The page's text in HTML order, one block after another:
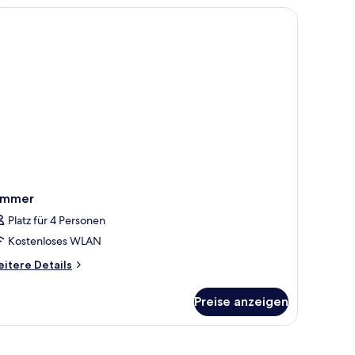
Platz für 4 Personen
Kostenloses WLAN
Details
Preise anzeigen